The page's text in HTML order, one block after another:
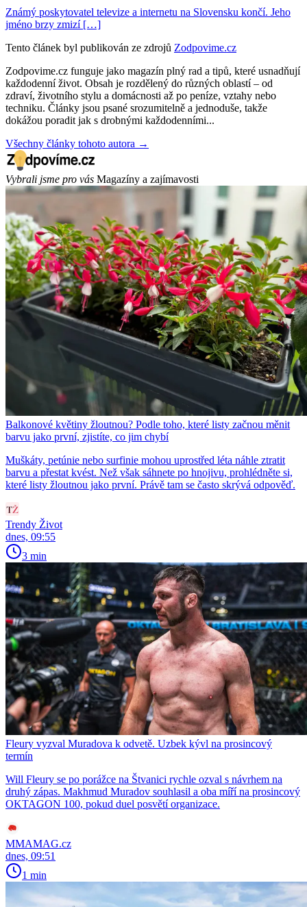
Známý poskytovatel televize a internetu na Slovensku končí. Jeho
jméno brzy zmizí […]
Tento článek byl publikován ze zdrojů Zodpovime.cz
Zodpovime.cz funguje jako magazín plný rad a tipů, které usnadňují
každodenní život. Obsah je rozdělený do různých oblastí – od
zdraví, životního stylu a domácnosti až po peníze, vztahy nebo
techniku. Články jsou psané srozumitelně a jednoduše, takže
dokážou poradit jak s drobnými každodenními...
Všechny články tohoto autora →
Vybrali jsme pro vás Magazíny a zajímavosti
Balkonové květiny žloutnou? Podle toho, které listy začnou měnit
barvu jako první, zjistíte, co jim chybí
Muškáty, petúnie nebo surfinie mohou uprostřed léta náhle ztratit
barvu a přestat kvést. Než však sáhnete po hnojivu, prohlédněte si,
které listy žloutnou jako první. Právě tam se často skrývá odpověď.
Trendy Život
dnes, 09:55
3 min
Fleury vyzval Muradova k odvetě. Uzbek kývl na prosincový
termín
Will Fleury se po porážce na Štvanici rychle ozval s návrhem na
druhý zápas. Makhmud Muradov souhlasil a oba míří na prosincový
OKTAGON 100, pokud duel posvětí organizace.
MMAMAG.cz
dnes, 09:51
1 min